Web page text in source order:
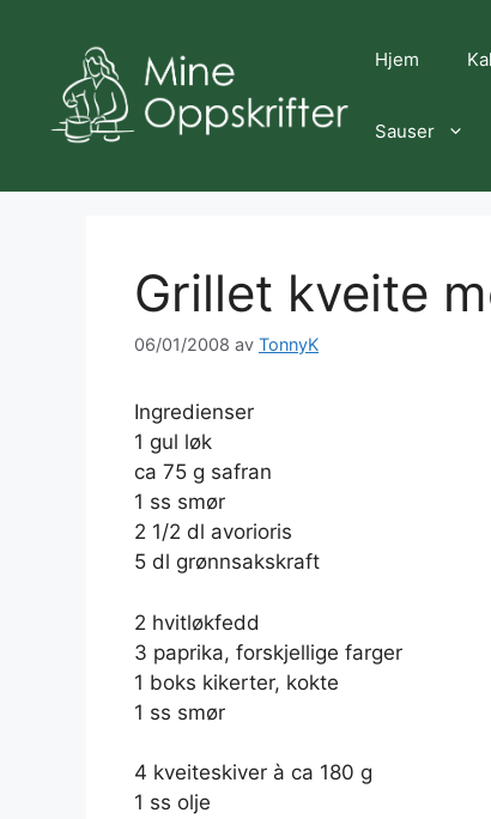
Hjem
Sauser
Grillet kveite
06/01/2008 av TonnyK
Ingredienser
1 gul løk
ca 75 g safran
1 ss smør
2 1/2 dl avorioris
5 dl grønnsakskraft
2 hvitløkfedd
3 paprika, forskjellige farger
1 boks kikerter, kokte
1 ss smør
4 kveiteskiver à ca 180 g
1 ss olje